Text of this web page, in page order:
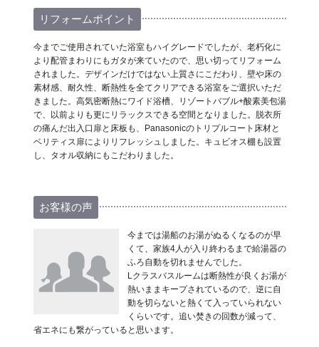
リフォームポイント
今までご使用されていた浴室もハイグレードでしたが、老朽化に
より配管まわりにもガタが来ていたので、思い切ってリフォーム
されました。デザインだけではない上質さにこだわり、壁や床の
素材感、耐久性、断熱性を全てクリアできる浴室をご選択いただ
きました。高気密断熱にワイド浴槽、リゾートバブル+酸素美包湯
で、以前よりも更にリラックスできる空間となりました。脱衣所
の痛んだ出入口扉と床板も、Panasonicのトリプルコート床材と
ベリティス扉によりリフレッシュしました。キュビオス棚も設置
し、タオル収納にもこだわりました。
お客様の声
今までは湯船のお湯がぬるくなるのが早
くて、家族4人が入り終わるまで給湯器の
ふろ自動を切れませんでした。
Lクラスバスルームは断熱性が良くお湯が
熱いままキープされているので、逆に自
動を切らないと熱くて入っていられない
くらいです。追い焚きの回数が減って、
省エネにも繋がっていると思います。